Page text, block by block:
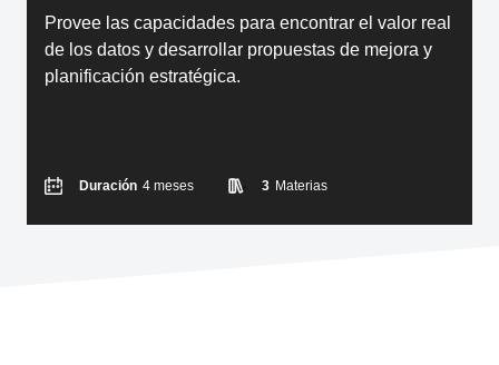
Provee las capacidades para encontrar el valor real
de los datos y desarrollar propuestas de mejora y
planificación estratégica.
Duración 4 meses 3 Materias